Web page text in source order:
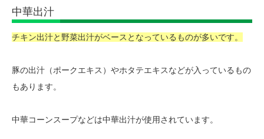
中華出汁
チキン出汁と野菜出汁がベースとなっているものが多いです。
豚の出汁（ポークエキス）やホタテエキスなどが入っているもの
もあります。
中華コーンスープなどは中華出汁が使用されています。